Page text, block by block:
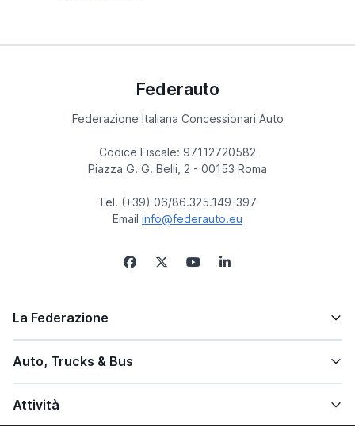
Federauto
Federazione Italiana Concessionari Auto
Codice Fiscale: 97112720582
Piazza G. G. Belli, 2 - 00153 Roma
Tel. (+39) 06/86.325.149-397
Email info@federauto.eu
La Federazione
Auto, Trucks & Bus
Attività